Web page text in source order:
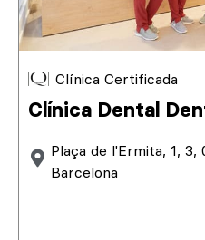
Clínica Certificada
Clínica Dental
Plaça de l'Ermita, 1,
Barcelona